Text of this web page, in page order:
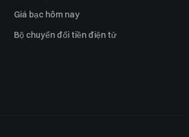
Giá bạc hôm nay
Bộ chuyển đổi tiền điện tử